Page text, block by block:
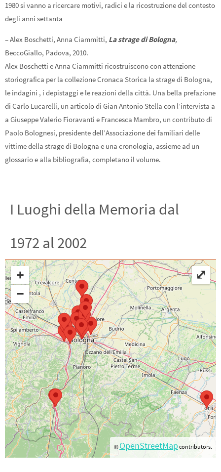
1980 si vanno a ricercare motivi, radici e la ricostruzione del contesto
degli anni settanta
– Alex Boschetti, Anna Ciammitti, La strage di Bologna,
BeccoGiallo, Padova, 2010.
Alex Boschetti e Anna Ciammitti ricostruiscono con attenzione
storiografica per la collezione Cronaca Storica la strage di Bologna,
le indagini , i depistaggi e le reazioni della città. Una bella prefazione
di Carlo Lucarelli, un articolo di Gian Antonio Stella con l’intervista a
a Giuseppe Valerio Fioravanti e Francesca Mambro, un contributo di
Paolo Bolognesi, presidente dell’Associazione dei familiari delle
vittime della strage di Bologna e una cronologia, assieme ad un
glossario e alla bibliografia, completano il volume.
I Luoghi della Memoria dal
1972 al 2002
+
−
© OpenStreetMap contributors.
⤢